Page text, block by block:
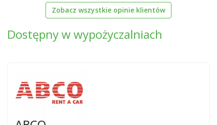
Zobacz wszystkie opinie klientów
Dostępny w wypożyczalniach